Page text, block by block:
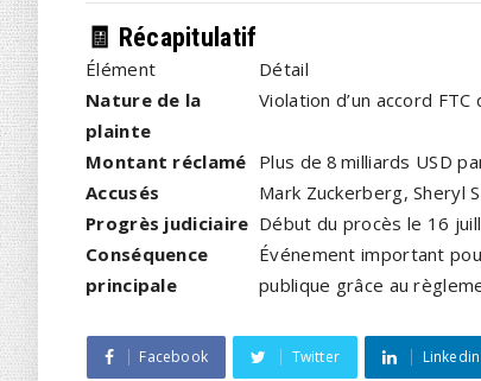
🧾 Récapitulatif
Élément
Détail
Nature de la
plainte
Violation d’un accord
Montant réclamé Plus de 8 milliards USD
Accusés
Mark Zuckerberg, Sheryl
Progrès judiciaire Début du procès le 16
Conséquence
principale
Événement important
publique grâce au
Facebook Twitter Linkedin